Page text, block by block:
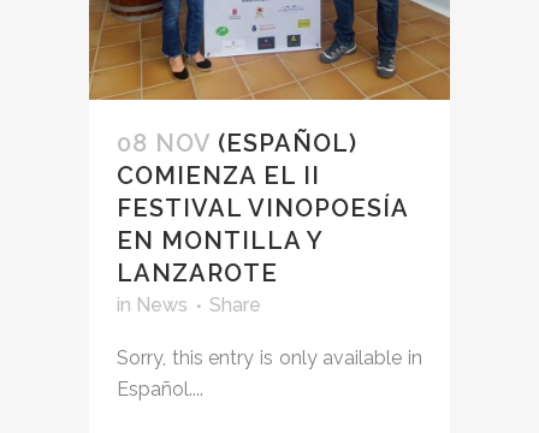
08 NOV (ESPAÑOL)
COMIENZA EL II
FESTIVAL VINOPOESÍA
EN MONTILLA Y
LANZAROTE
in News Share
Sorry, this entry is only available in
Español....